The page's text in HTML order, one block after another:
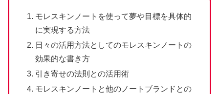
モレスキンノートを使って夢や目標を具体的
に実現する方法
日々の活用方法としてのモレスキンノートの
効果的な書き方
引き寄せの法則との活用術
モレスキンノートと他のノートブランドとの